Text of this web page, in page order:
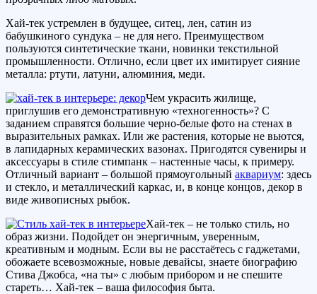
Хай-тек устремлен в будущее, ситец, лен, сатин из
бабушкиного сундука – не для него. Преимуществом
пользуются синтетические ткани, новинки текстильной
промышленности. Отлично, если цвет их имитирует сияние
металла: ртути, латуни, алюминия, меди.
Чем украсить жилище,
приглушив его демонстративную «техногенность»? С
заданием справятся большие черно-белые фото на стенах в
выразительных рамках. Или же растения, которые не вьются,
в лапидарных керамических вазонах. Пригодятся сувениры и
аксессуары в стиле стимпанк – настенные часы, к примеру.
Отличный вариант – большой прямоугольный аквариум: здесь
и стекло, и металлический каркас, и, в конце концов, декор в
виде живописных рыбок.
Хай-тек – не только стиль, но
образ жизни. Подойдет он энергичным, уверенным,
креативным и модным. Если вы не расстаётесь с гаджетами,
обожаете всевозможные, новые девайсы, знаете биографию
Стива Джобса, «на ты» с любым прибором и не спешите
стареть… Хай-тек – ваша философия быта.